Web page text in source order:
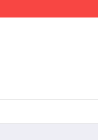
Kasus Melonjaknya Harga